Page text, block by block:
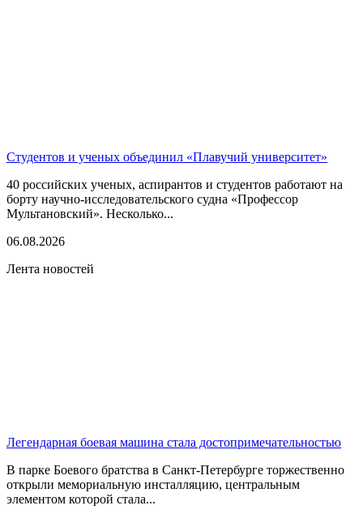
Студентов и ученых объединил «Плавучий университет»
40 российских ученых, аспирантов и студентов работают на
борту научно-исследовательского судна «Профессор
Мультановский». Несколько...
06.08.2026
Лента новостей
Легендарная боевая машина стала достопримечательностью
В парке Боевого братства в Санкт-Петербурге торжественно
открыли мемориальную инсталляцию, центральным
элементом которой стала...